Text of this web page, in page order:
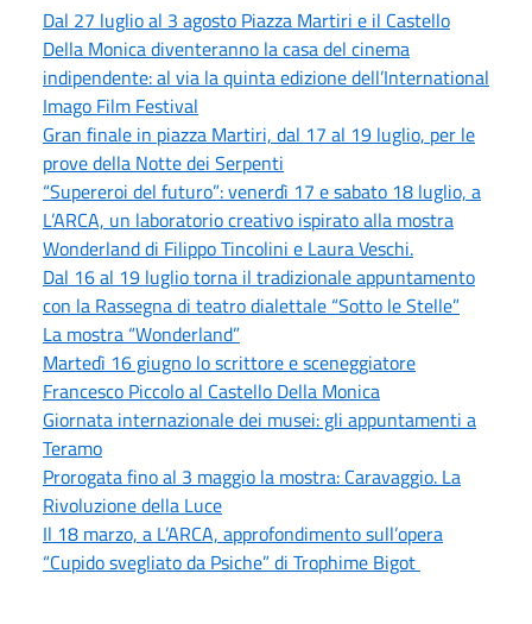
Dal 27 luglio al 3 agosto Piazza Martiri e il Castello
Della Monica diventeranno la casa del cinema
indipendente: al via la quinta edizione dell’International
Imago Film Festival
Gran finale in piazza Martiri, dal 17 al 19 luglio, per le
prove della Notte dei Serpenti
“Supereroi del futuro”: venerdì 17 e sabato 18 luglio, a
L’ARCA, un laboratorio creativo ispirato alla mostra
Wonderland di Filippo Tincolini e Laura Veschi.
Dal 16 al 19 luglio torna il tradizionale appuntamento
con la Rassegna di teatro dialettale “Sotto le Stelle”
La mostra “Wonderland”
Martedì 16 giugno lo scrittore e sceneggiatore
Francesco Piccolo al Castello Della Monica
Giornata internazionale dei musei: gli appuntamenti a
Teramo
Prorogata fino al 3 maggio la mostra: Caravaggio. La
Rivoluzione della Luce
Il 18 marzo, a L’ARCA, approfondimento sull’opera
“Cupido svegliato da Psiche” di Trophime Bigot